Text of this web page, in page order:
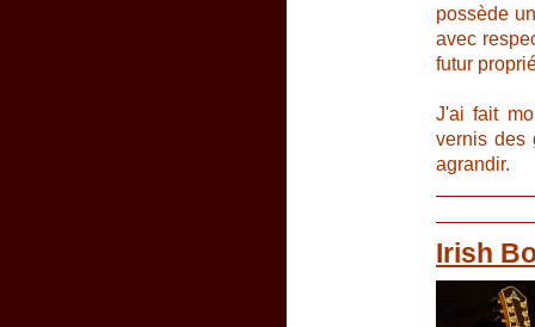
possède
avec
futur
J'ai fait
vernis des
agrandir.
Irish